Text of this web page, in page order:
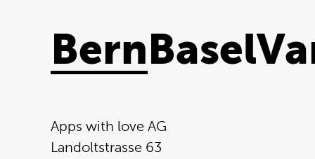
BernBasel
Apps with love AG
Landoltstrasse 63